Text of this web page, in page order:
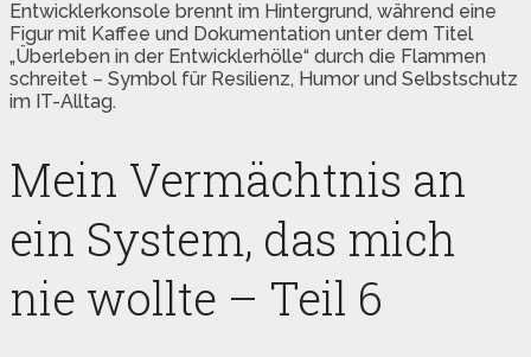
Mein Vermächtnis an
ein System, das mich
nie wollte – Teil 6